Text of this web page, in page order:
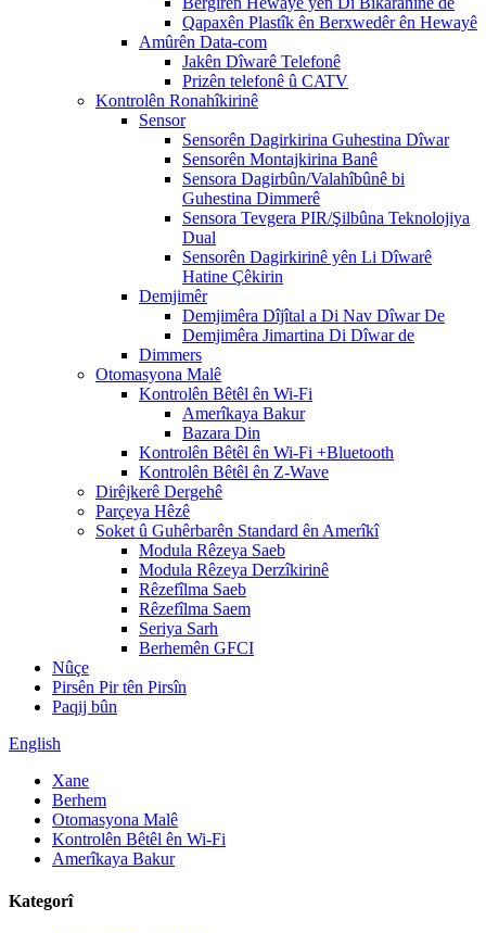
Qapaxên Plastîk ên Berxwedêr ên Hewayê
Amûrên Data-com
Jakên Dîwarê Telefonê
Prizên telefonê û CATV
Kontrolên Ronahîkirinê
Sensor
Sensorên Dagirkirina Guhestina Dîwar
Sensorên Montajkirina Banê
Sensora Dagirbûn/Valahîbûnê bi
Guhestina Dimmerê
Sensora Tevgera PIR/Şilbûna Teknolojiya
Dual
Sensorên Dagirkirinê yên Li Dîwarê
Hatine Çêkirin
Demjimêr
Demjimêra Dîjîtal a Di Nav Dîwar De
Demjimêra Jimartina Di Dîwar de
Dimmers
Otomasyona Malê
Kontrolên Bêtêl ên Wi-Fi
Amerîkaya Bakur
Bazara Din
Kontrolên Bêtêl ên Wi-Fi +Bluetooth
Kontrolên Bêtêl ên Z-Wave
Dirêjkerê Dergehê
Parçeya Hêzê
Soket û Guhêrbarên Standard ên Amerîkî
Modula Rêzeya Saeb
Modula Rêzeya Derzîkirinê
Rêzefîlma Saeb
Rêzefîlma Saem
Seriya Sarh
Berhemên GFCI
Nûçe
Pirsên Pir tên Pirsîn
Paqij bûn
English
Xane
Berhem
Otomasyona Malê
Kontrolên Bêtêl ên Wi-Fi
Amerîkaya Bakur
Kategorî